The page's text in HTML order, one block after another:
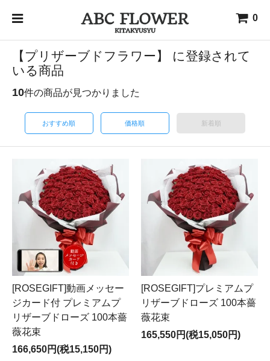
0
【プリザーブドフラワー】 に登録されて
いる商品
10件の商品が見つかりました
おすすめ順 価格順 新着順
[ROSEGIFT]動画メッセー
ジカード付 プレミアムプ
リザーブドローズ 100本薔
薇花束
166,650円(税15,150円)
[ROSEGIFT]プレミアムプ
リザーブドローズ 100本薔
薇花束
165,550円(税15,050円)